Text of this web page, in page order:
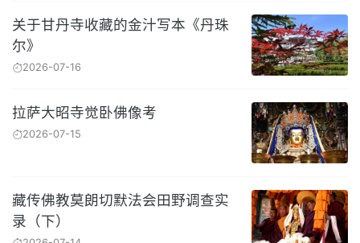
关于甘丹寺收藏的金汁写本《丹珠
尔》
2026-07-16
拉萨大昭寺觉卧佛像考
2026-07-15
藏传佛教莫朗切默法会田野调查实
录（下）